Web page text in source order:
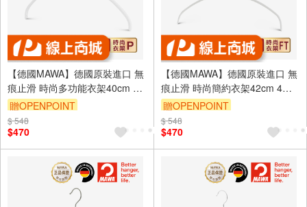
【德國MAWA】德國原裝進口 無
痕止滑 時尚多功能衣架40cm 4
入/白
贈OPENPOINT
$ 548
$470
【德國MAWA】德國原裝進口 無
痕止滑 時尚簡約衣架42cm 4入/
銀
贈OPENPOINT
$ 548
$470